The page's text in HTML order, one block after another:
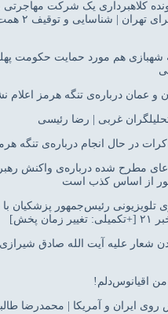
شاکی در دادسرای
شهبازی هم مورد حمایت حکومت
و عمان درباره‌ی تنگه هرمز اعلام
غربی | رضا رئیسی
در حال انجام درباره‌ی تنگه
مطرح شده درباره‌ی واکنش رهبر
از اساس کذب است
رئیس‌جمهور پزشکیان با
پخش]
شعار علیه آیت الله صادق شیرازی
من اقیانوس‌دلم!